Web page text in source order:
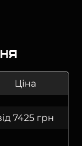
Ціна
7425 грн